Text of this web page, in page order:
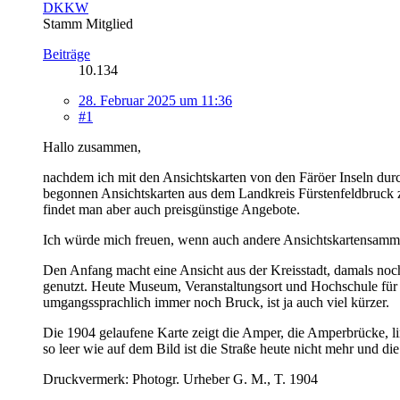
DKKW
Stamm Mitglied
Beiträge
10.134
28. Februar 2025 um 11:36
#1
Hallo zusammen,
nachdem ich mit den Ansichtskarten von den Färöer Inseln
begonnen Ansichtskarten aus dem Landkreis
findet man aber auch preisgünstige Angebote.
Ich würde mich freuen, wenn auch andere
Den Anfang macht eine Ansicht aus der Kreisstadt, damals
genutzt. Heute Museum, Veranstaltungsort und Hochschule
umgangssprachlich immer noch Bruck, ist ja auch viel kürzer.
Die 1904 gelaufene Karte zeigt die Amper, die
so leer wie auf dem Bild ist die Straße heute nicht mehr und
Druckvermerk: Photogr. Urheber G. M., T. 1904